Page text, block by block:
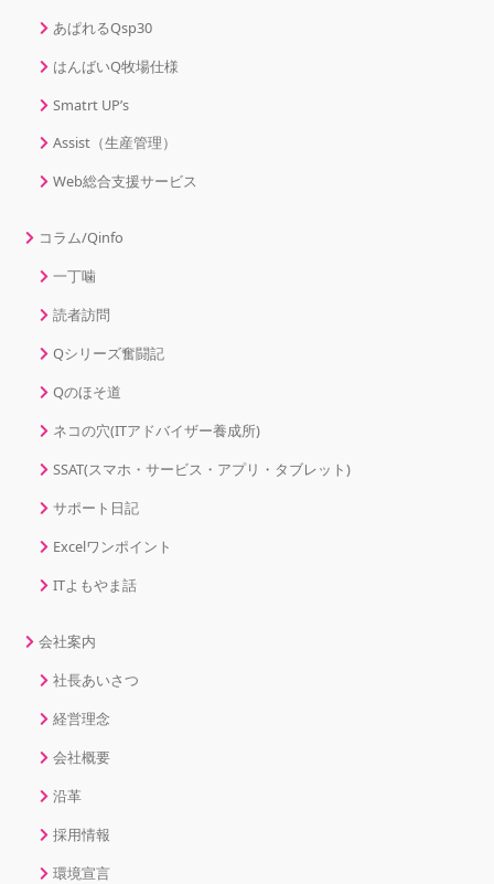
あぱれるQsp30
はんばいQ牧場仕様
Smatrt UP’s
Assist（生産管理）
Web総合支援サービス
コラム/Qinfo
一丁噛
読者訪問
Qシリーズ奮闘記
Qのほそ道
ネコの穴(ITアドバイザー養成所)
SSAT(スマホ・サービス・アプリ・タブレット)
サポート日記
Excelワンポイント
ITよもやま話
会社案内
社長あいさつ
経営理念
会社概要
沿革
採用情報
環境宣言